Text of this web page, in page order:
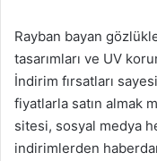
Rayban bayan
tasarımları ve UV
İndirim fırsatları
fiyatlarla satın almak
sitesi, sosyal medya
indirimlerden